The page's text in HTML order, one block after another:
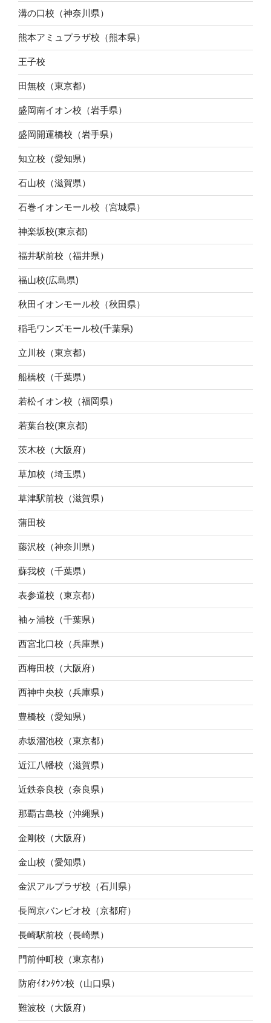
溝の口校（神奈川県）
熊本アミュプラザ校（熊本県）
王子校
田無校（東京都）
盛岡南イオン校（岩手県）
盛岡開運橋校（岩手県）
知立校（愛知県）
石山校（滋賀県）
石巻イオンモール校（宮城県）
神楽坂校(東京都)
福井駅前校（福井県）
福山校(広島県)
秋田イオンモール校（秋田県）
稲毛ワンズモール校(千葉県)
立川校（東京都）
船橋校（千葉県）
若松イオン校（福岡県）
若葉台校(東京都)
茨木校（大阪府）
草加校（埼玉県）
草津駅前校（滋賀県）
蒲田校
藤沢校（神奈川県）
蘇我校（千葉県）
表参道校（東京都）
袖ヶ浦校（千葉県）
西宮北口校（兵庫県）
西梅田校（大阪府）
西神中央校（兵庫県）
豊橋校（愛知県）
赤坂溜池校（東京都）
近江八幡校（滋賀県）
近鉄奈良校（奈良県）
那覇古島校（沖縄県）
金剛校（大阪府）
金山校（愛知県）
金沢アルプラザ校（石川県）
長岡京バンビオ校（京都府）
長崎駅前校（長崎県）
門前仲町校（東京都）
防府ｲｵﾝﾀｳﾝ校（山口県）
難波校（大阪府）